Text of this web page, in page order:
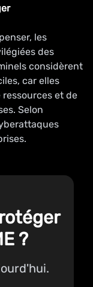
les
des
considèrent
car elles
et de
Selon
?